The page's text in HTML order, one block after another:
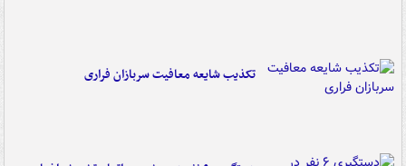
تکذیب شایعه معافیت سربازان فراری